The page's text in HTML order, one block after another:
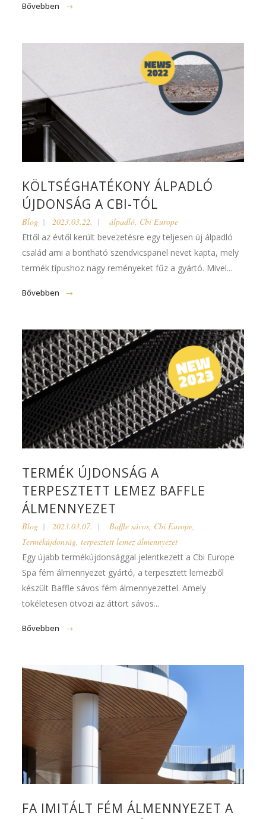
Bővebben
KÖLTSÉGHATÉKONY ÁLPADLÓ
ÚJDONSÁG A CBI-TÓL
Blog 2023.03.22. álpadló, Cbi Europe
Ettől az évtől került bevezetésre egy teljesen új álpadló
család ami a bontható szendvicspanel nevet kapta, mely
termék típushoz nagy reményeket fűz a gyártó. Mivel...
Bővebben
TERMÉK ÚJDONSÁG A
TERPESZTETT LEMEZ BAFFLE
ÁLMENNYEZET
Blog 2023.03.07. Baffle sávos, Cbi Europe,
Termékújdonság,terpesztett lemez álmennyezet
Egy újabb termékújdonsággal jelentkezett a Cbi Europe
Spa fém álmennyezet gyártó, a terpesztett lemezből
készült Baffle sávos fém álmennyezettel. Amely
tökéletesen ötvözi az áttört sávos...
Bővebben
FA IMITÁLT FÉM ÁLMENNYEZET A